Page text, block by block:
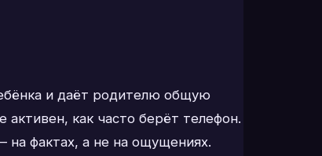
и даёт родителю общую
активен, как часто берёт телефон.
на фактах, а не на ощущениях.